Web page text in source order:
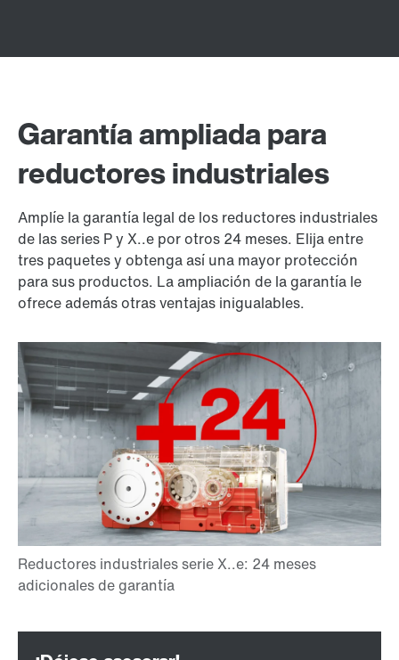
Garantía ampliada para
reductores industriales
Amplíe la garantía legal de los reductores industriales
de las series P y X..e por otros 24 meses. Elija entre
tres paquetes y obtenga así una mayor protección
para sus productos. La ampliación de la garantía le
ofrece además otras ventajas inigualables.